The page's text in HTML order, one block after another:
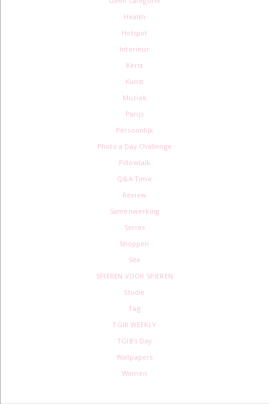
Health
Hotspot
Interieur
Kerst
Kunst
Muziek
Parijs
Persoonlijk
Photo a Day Challenge
Pillowtalk
Q&A Time
Review
Samenwerking
Series
Shoppen
Site
SPIEREN VOOR SPIEREN
Studie
Tag
TGIB WEEKLY
TGIB's Day
Wallpapers
Winnen